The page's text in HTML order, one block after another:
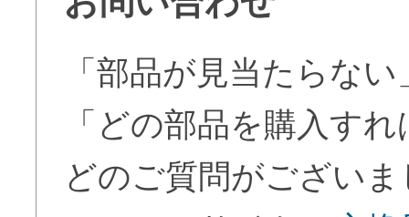
「部品が見当たらな
「どの部品を購入す
どのご質問がござい